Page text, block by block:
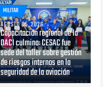
MILITAR
AGOSTO 05, 2026
Capacitación regional de la
OACI culmina: CESAC fue
sede del taller sobre gestión
de riesgos internos en la
seguridad de la aviación